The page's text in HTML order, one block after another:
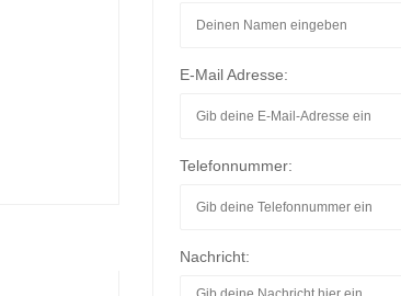
E-Mail Adresse:
Telefonnummer:
Nachricht: